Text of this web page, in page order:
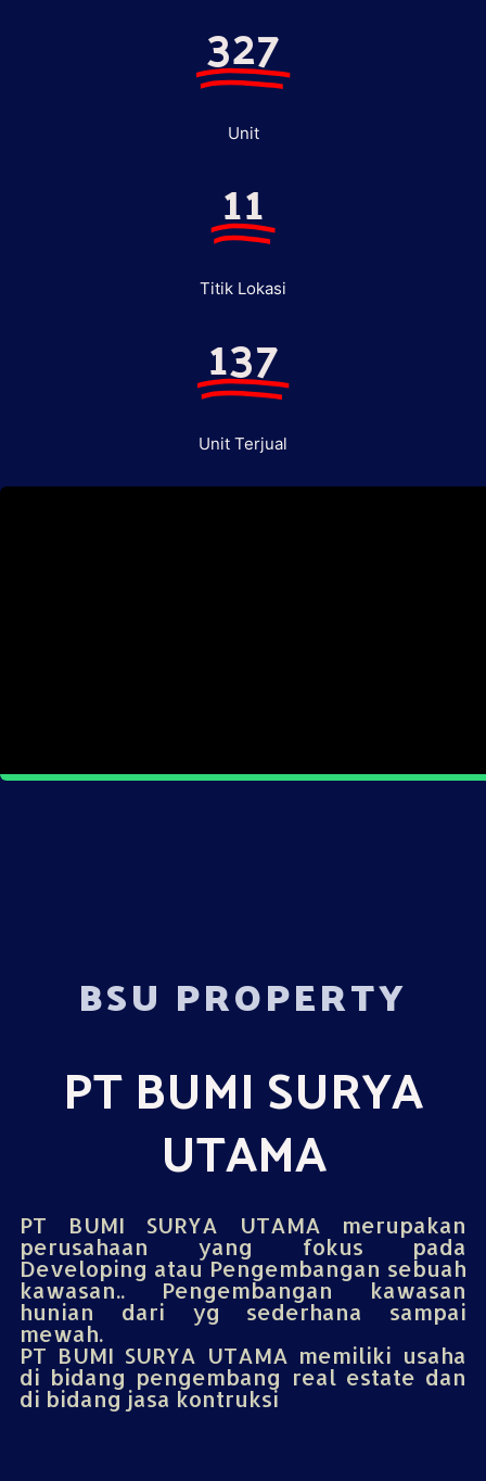
327
Unit
11
Titik Lokasi
137
Unit Terjual
BSU PROPERTY
PT BUMI SURYA
UTAMA
PT BUMI SURYA UTAMA merupakan
perusahaan yang fokus pada
Developing atau Pengembangan sebuah
kawasan.. Pengembangan kawasan
hunian dari yg sederhana sampai
mewah.
PT BUMI SURYA UTAMA memiliki usaha
di bidang pengembang real estate dan
di bidang jasa kontruksi